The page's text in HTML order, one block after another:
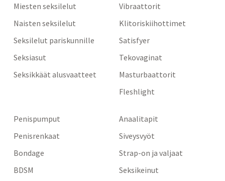
Miesten seksilelut
Naisten seksilelut
Seksilelut pariskunnille
Seksiasut
Seksikkäät alusvaatteet
Vibraattorit
Klitoriskiihottimet
Satisfyer
Tekovaginat
Masturbaattorit
Fleshlight
Penispumput
Penisrenkaat
Bondage
BDSM
Anaalitapit
Siveysvyöt
Strap-on ja valjaat
Seksikeinut